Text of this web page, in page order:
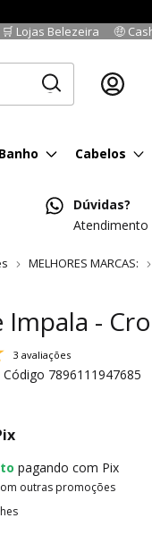
🛒 Lojas Belezeira 🤑
Cabelos
Dúvidas?
Atendimento
MELHORES MARCAS:
Impala -
3 avaliações
Código 7896111947685
pagando com Pix
outras promoções